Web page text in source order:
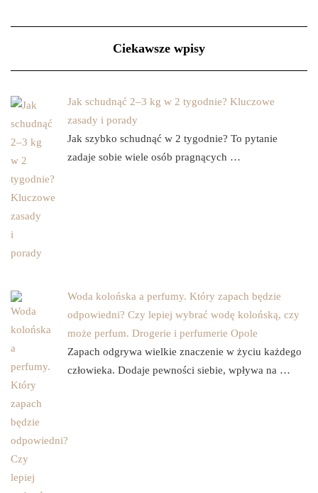
Ciekawsze wpisy
Jak schudnąć 2–3 kg w 2 tygodnie? Kluczowe
zasady i porady
Jak szybko schudnąć w 2 tygodnie? To pytanie
zadaje sobie wiele osób pragnących …
Woda kolońska a perfumy. Który zapach będzie
odpowiedni? Czy lepiej wybrać wodę kolońską, czy
może perfum. Drogerie i perfumerie Opole
Zapach odgrywa wielkie znaczenie w życiu każdego
człowieka. Dodaje pewności siebie, wpływa na …